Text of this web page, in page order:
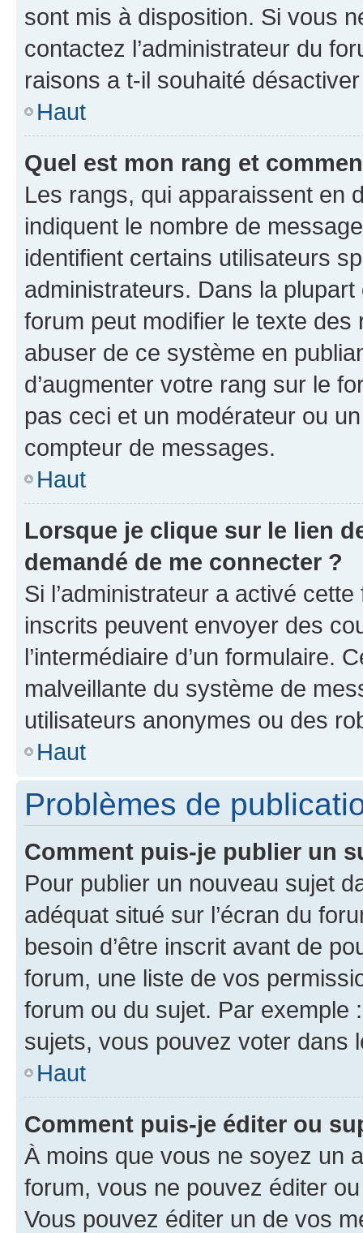
sont mis à disposition. Si vous
contactez l’administrateur du
raisons a t-il souhaité
Haut
Quel est mon rang et
Les rangs, qui apparaissent en
indiquent le nombre de
identifient certains utilisateurs
administrateurs. Dans la
forum peut modifier le texte
abuser de ce système en
d’augmenter votre rang sur le
pas ceci et un modérateur ou
compteur de messages.
Haut
Lorsque je clique sur le lien
demandé de me connecter ?
Si l’administrateur a activé
inscrits peuvent envoyer des
l’intermédiaire d’un formulaire.
malveillante du système de
utilisateurs anonymes ou des
Haut
Problèmes de
Comment puis-je publier un
Pour publier un nouveau sujet
adéquat situé sur l’écran du
besoin d’être inscrit avant de
forum, une liste de vos
forum ou du sujet. Par exemple
sujets, vous pouvez voter dans
Haut
Comment puis-je éditer ou
À moins que vous ne soyez un
forum, vous ne pouvez éditer
Vous pouvez éditer un de vos